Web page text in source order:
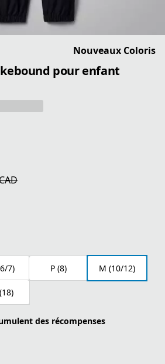
Nouveaux Coloris
pour enfant
7) P (8) M (10/12)
des récompenses